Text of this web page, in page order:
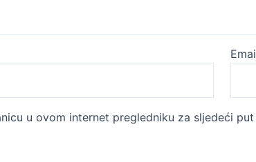
u ovom internet pregledniku za sljedeći